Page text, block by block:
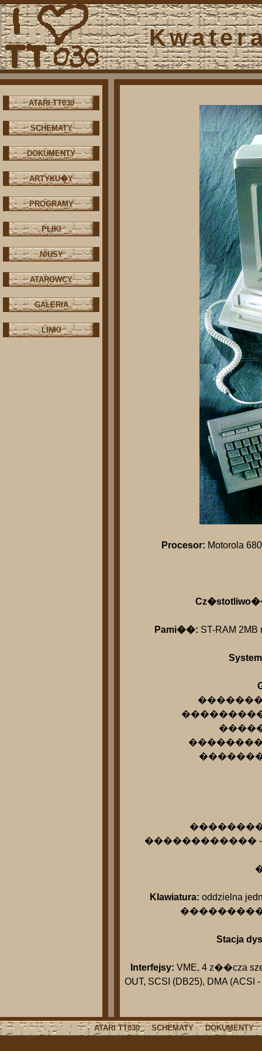
ATARI TT030
SCHEMATY
DOKUMENTY
ARTYKU�Y
PROGRAMY
PLIKI
NIUSY
ATAROWCY
GALERIA
LINKI
Procesor: Motorola
Pami��: ST-RAM 2MB
���������
������������ -
Klawiatura: oddzielna
Stacja
Interfejsy: VME, 4 z��cza
OUT, SCSI (DB25), DMA
ATARI TT030 SCHEMATY DOKUMENTY